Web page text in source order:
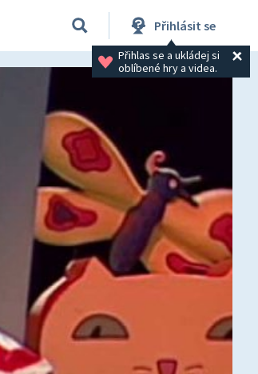
Přihlásit se
Přihlas se a ukládej si
oblíbené hry a videa.